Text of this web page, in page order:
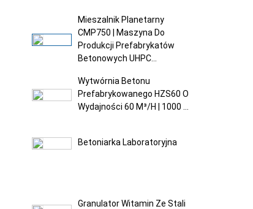
Mieszalnik Planetarny
CMP750 | Maszyna Do
Produkcji Prefabrykatów
Betonowych UHPC...
Wytwórnia Betonu
Prefabrykowanego HZS60 O
Wydajności 60 M³/h | 1000 ...
Betoniarka Laboratoryjna
Granulator Witamin Ze Stali